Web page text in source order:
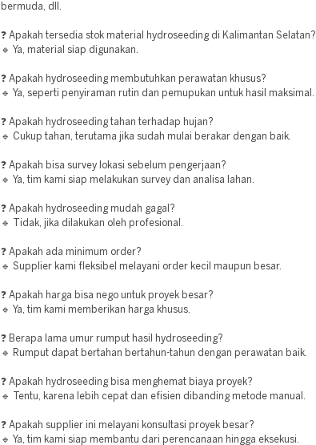
bermuda, dll.
❓ Apakah tersedia stok material hydroseeding di Kalimantan Selatan?
🔹 Ya, material siap digunakan.
❓ Apakah hydroseeding membutuhkan perawatan khusus?
🔹 Ya, seperti penyiraman rutin dan pemupukan untuk hasil maksimal.
❓ Apakah hydroseeding tahan terhadap hujan?
🔹 Cukup tahan, terutama jika sudah mulai berakar dengan baik.
❓ Apakah bisa survey lokasi sebelum pengerjaan?
🔹 Ya, tim kami siap melakukan survey dan analisa lahan.
❓ Apakah hydroseeding mudah gagal?
🔹 Tidak, jika dilakukan oleh profesional.
❓ Apakah ada minimum order?
🔹 Supplier kami fleksibel melayani order kecil maupun besar.
❓ Apakah harga bisa nego untuk proyek besar?
🔹 Ya, tim kami memberikan harga khusus.
❓ Berapa lama umur rumput hasil hydroseeding?
🔹 Rumput dapat bertahan bertahun-tahun dengan perawatan baik.
❓ Apakah hydroseeding bisa menghemat biaya proyek?
🔹 Tentu, karena lebih cepat dan efisien dibanding metode manual.
❓ Apakah supplier ini melayani konsultasi proyek besar?
🔹 Ya, tim kami siap membantu dari perencanaan hingga eksekusi.